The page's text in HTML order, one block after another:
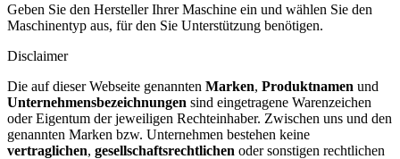
Geben Sie den Hersteller Ihrer Maschine ein und wählen Sie den
Maschinentyp aus, für den Sie Unterstützung benötigen.
Disclaimer
Die auf dieser Webseite genannten Marken, Produktnamen und
Unternehmensbezeichnungen sind eingetragene Warenzeichen
oder Eigentum der jeweiligen Rechteinhaber. Zwischen uns und den
genannten Marken bzw. Unternehmen bestehen keine
vertraglichen, gesellschaftsrechtlichen oder sonstigen rechtlichen